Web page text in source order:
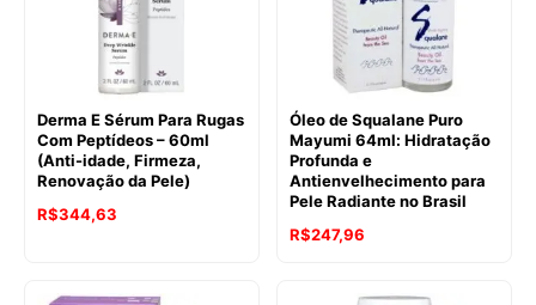
Derma E Sérum Para Rugas
Com Peptídeos – 60ml
(Anti-idade, Firmeza,
Renovação da Pele)
R$344,63
Óleo de Squalane Puro
Mayumi 64ml: Hidratação
Profunda e
Antienvelhecimento para
Pele Radiante no Brasil
R$247,96